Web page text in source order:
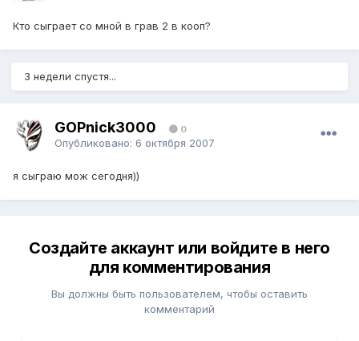
Кто сыграет со мной в грав 2 в кооп?
3 недели спустя...
GOPnick3000 0
Опубликовано: 6 октября 2007
я сыграю мож сегодня))
Создайте аккаунт или войдите в него
для комментирования
Вы должны быть пользователем, чтобы оставить
комментарий